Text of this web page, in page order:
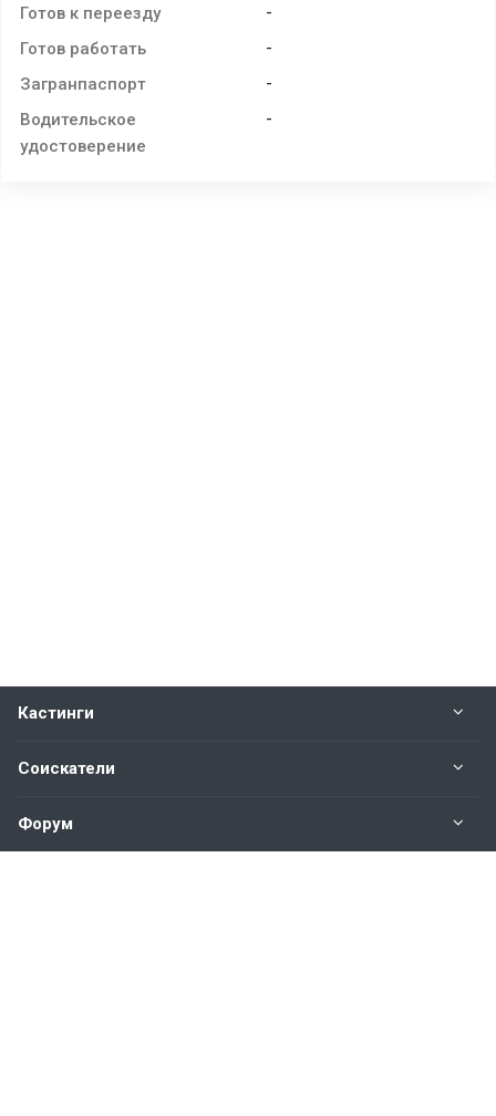
Готов к переезду -
Готов работать -
Загранпаспорт -
Водительское
удостоверение
-
Кастинги
Соискатели
Форум